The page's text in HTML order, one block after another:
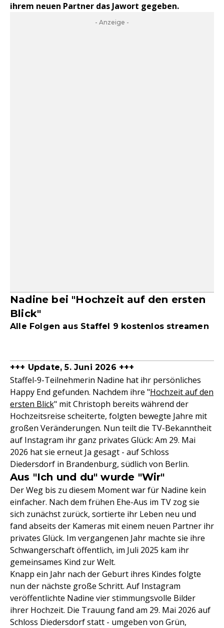
ihrem neuen Partner das Jawort gegeben.
- Anzeige -
Nadine bei "Hochzeit auf den ersten
Blick"
Alle Folgen aus Staffel 9 kostenlos streamen
+++ Update, 5. Juni 2026 +++
Staffel-9-Teilnehmerin Nadine hat ihr persönliches
Happy End gefunden. Nachdem ihre "Hochzeit auf den
ersten Blick" mit Christoph bereits während der
Hochzeitsreise scheiterte, folgten bewegte Jahre mit
großen Veränderungen. Nun teilt die TV-Bekanntheit
auf Instagram ihr ganz privates Glück: Am 29. Mai
2026 hat sie erneut Ja gesagt - auf Schloss
Diedersdorf in Brandenburg, südlich von Berlin.
Aus "Ich und du" wurde "Wir"
Der Weg bis zu diesem Moment war für Nadine kein
einfacher. Nach dem frühen Ehe-Aus im TV zog sie
sich zunächst zurück, sortierte ihr Leben neu und
fand abseits der Kameras mit einem neuen Partner ihr
privates Glück. Im vergangenen Jahr machte sie ihre
Schwangerschaft öffentlich, im Juli 2025 kam ihr
gemeinsames Kind zur Welt.
Knapp ein Jahr nach der Geburt ihres Kindes folgte
nun der nächste große Schritt. Auf Instagram
veröffentlichte Nadine vier stimmungsvolle Bilder
ihrer Hochzeit. Die Trauung fand am 29. Mai 2026 auf
Schloss Diedersdorf statt - umgeben von Grün,